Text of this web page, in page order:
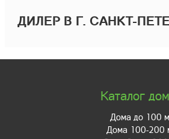
ДИЛЕР В Г. САНКТ-
Каталог
Дома до 100 м
Дома 100-200